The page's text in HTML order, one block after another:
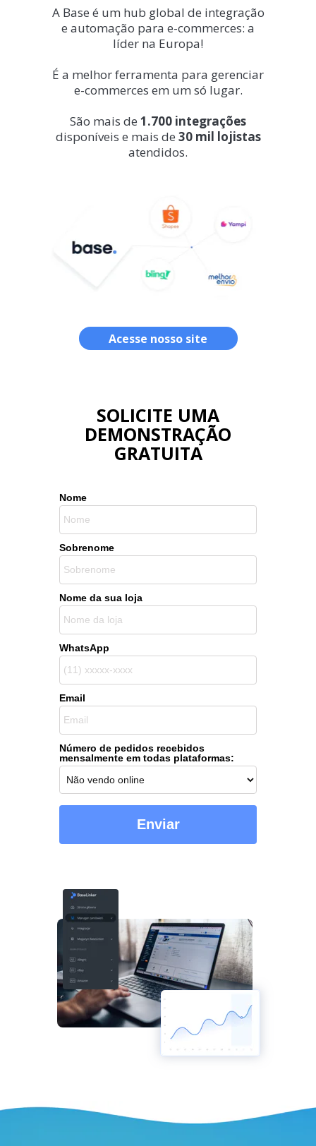
A Base é um hub global de integração
e automação para e-commerces: a
líder na Europa!
É a melhor ferramenta para gerenciar
e-commerces em um só lugar.
São mais de 1.700 integrações
disponíveis e mais de 30 mil lojistas
atendidos.
Acesse nosso site
Nome
Sobrenome
Nome da sua loja
WhatsApp
Email
Número de pedidos recebidos
mensalmente em todas plataformas:
Enviar
SOLICITE UMA
DEMONSTRAÇÃO
GRATUITA